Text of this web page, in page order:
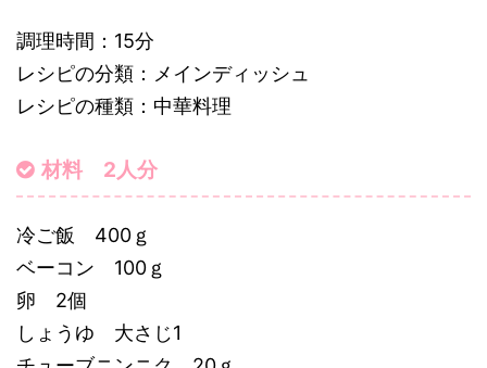
調理時間：15分
レシピの分類：メインディッシュ
レシピの種類：中華料理
材料 2人分
冷ご飯 400ｇ
ベーコン 100ｇ
卵 2個
しょうゆ 大さじ1